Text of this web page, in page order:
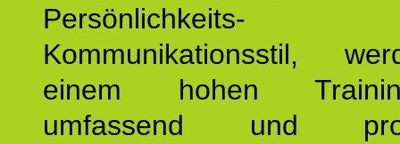
Kommunikationsstil,
einem hohen
umfassend und